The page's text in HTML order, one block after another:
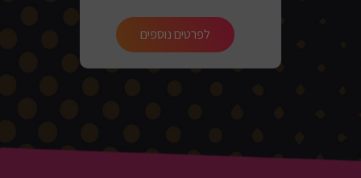
לפרטים נוספים